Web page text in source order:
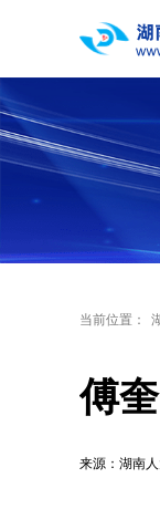
当前位置：
傅
来源：湖南人